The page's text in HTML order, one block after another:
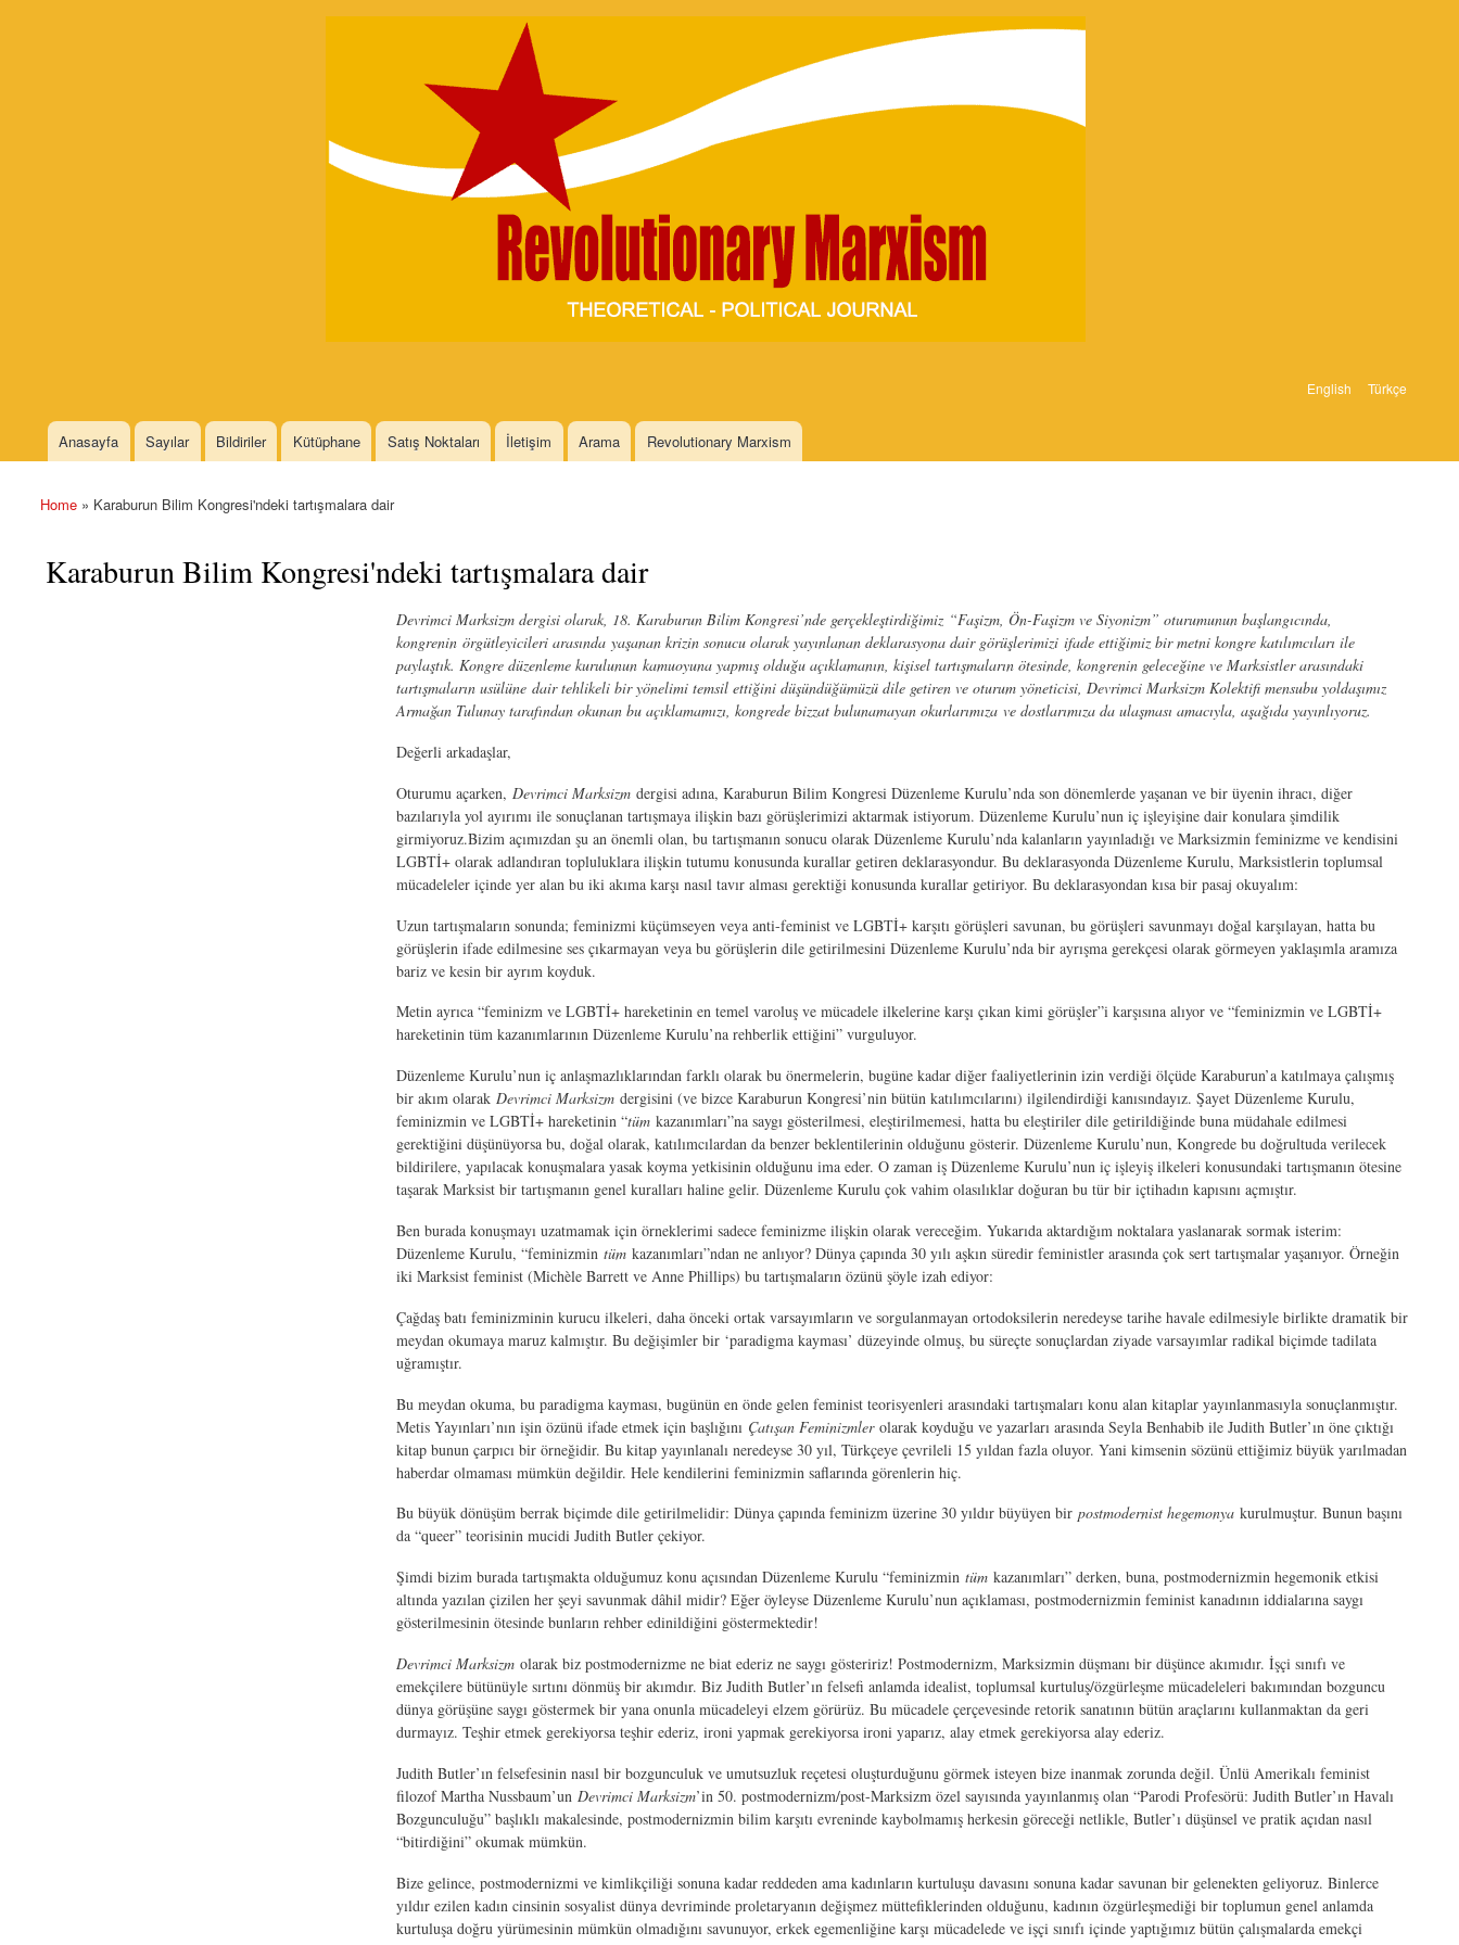
Skip to
English Türkçe
Main menu
Anasayfa Sayılar Bildiriler Kütüphane Satış Noktaları İletişim Arama Revolutionary Marxism
You are here
Home » Karaburun Bilim Kongresi'ndeki tartışmalara dair
Karaburun Bilim Kongresi'ndeki tartışmalara dair
Devrimci Marksizm dergisi olarak, 18. Karaburun Bilim Kongresi’nde gerçekleştirdiğimiz “Faşizm, Ön-Faşizm ve Siyonizm” oturumunun başlangıcında,
kongrenin örgütleyicileri arasında yaşanan krizin sonucu olarak yayınlanan deklarasyona dair görüşlerimiziifade ettiğimiz bir metni kongre katılımcıları ile
paylaştık. Kongre düzenleme kurulunun kamuoyuna yapmış olduğu açıklamanın, kişisel tartışmaların ötesinde, kongrenin geleceğine ve Marksistler arasındaki
tartışmaların usülüne dair tehlikeli bir yönelimi temsil ettiğini düşündüğümüzü dile getiren ve oturum yöneticisi, Devrimci Marksizm Kolektifi mensubu yoldaşımız
Armağan Tulunay tarafından okunan bu açıklamamızı, kongrede bizzat bulunamayan okurlarımıza ve dostlarımıza da ulaşması amacıyla, aşağıda yayınlıyoruz.
Değerli arkadaşlar,
Oturumu açarken, Devrimci Marksizmdergisi adına, Karaburun Bilim Kongresi Düzenleme Kurulu’nda son dönemlerde yaşanan ve bir üyenin ihracı, diğer
bazılarıyla yol ayırımı ile sonuçlanan tartışmaya ilişkin bazı görüşlerimizi aktarmak istiyorum. Düzenleme Kurulu’nun iç işleyişine dair konulara şimdilik
girmiyoruz.Bizim açımızdan şu an önemli olan, bu tartışmanın sonucu olarak Düzenleme Kurulu’nda kalanların yayınladığı ve Marksizmin feminizme ve kendisini
LGBTİ+ olarak adlandıran topluluklara ilişkin tutumu konusunda kurallar getiren deklarasyondur. Bu deklarasyonda Düzenleme Kurulu, Marksistlerin toplumsal
mücadeleler içinde yer alan bu iki akıma karşı nasıl tavır alması gerektiği konusunda kurallar getiriyor. Bu deklarasyondan kısa bir pasaj okuyalım:
Uzun tartışmaların sonunda; feminizmi küçümseyen veya anti-feminist ve LGBTİ+ karşıtı görüşleri savunan, bu görüşleri savunmayı doğal karşılayan, hatta bu
görüşlerin ifade edilmesine ses çıkarmayan veya bu görüşlerin dile getirilmesini Düzenleme Kurulu’nda bir ayrışma gerekçesi olarak görmeyen yaklaşımla aramıza
bariz ve kesin bir ayrım koyduk.
Metin ayrıca “feminizm ve LGBTİ+ hareketinin en temel varoluş ve mücadele ilkelerine karşı çıkan kimi görüşler”i karşısına alıyor ve “feminizmin ve LGBTİ+
hareketinin tüm kazanımlarının Düzenleme Kurulu’na rehberlik ettiğini” vurguluyor.
Düzenleme Kurulu’nun iç anlaşmazlıklarından farklı olarak bu önermelerin, bugüne kadar diğer faaliyetlerinin izin verdiği ölçüde Karaburun’a katılmaya çalışmış
bir akım olarak Devrimci Marksizmdergisini (ve bizce Karaburun Kongresi’nin bütün katılımcılarını) ilgilendirdiği kanısındayız. Şayet Düzenleme Kurulu,
feminizmin ve LGBTİ+ hareketinin “tümkazanımları”na saygı gösterilmesi, eleştirilmemesi, hatta bu eleştiriler dile getirildiğinde buna müdahale edilmesi
gerektiğini düşünüyorsa bu, doğal olarak, katılımcılardan da benzer beklentilerinin olduğunu gösterir. Düzenleme Kurulu’nun, Kongrede bu doğrultuda verilecek
bildirilere, yapılacak konuşmalara yasak koyma yetkisinin olduğunu ima eder. O zaman iş Düzenleme Kurulu’nun iç işleyiş ilkeleri konusundaki tartışmanın ötesine
taşarak Marksist bir tartışmanın genel kuralları haline gelir. Düzenleme Kurulu çok vahim olasılıklar doğuran bu tür bir içtihadın kapısını açmıştır.
Ben burada konuşmayı uzatmamak için örneklerimi sadece feminizme ilişkin olarak vereceğim. Yukarıda aktardığım noktalara yaslanarak sormak isterim:
Düzenleme Kurulu, “feminizmin tümkazanımları”ndan ne anlıyor? Dünya çapında 30 yılı aşkın süredir feministler arasında çok sert tartışmalar yaşanıyor. Örneğin
iki Marksist feminist (Michèle Barrett ve Anne Phillips) bu tartışmaların özünü şöyle izah ediyor:
Çağdaş batı feminizminin kurucu ilkeleri, daha önceki ortak varsayımların ve sorgulanmayan ortodoksilerin neredeyse tarihe havale edilmesiyle birlikte dramatik bir
meydan okumaya maruz kalmıştır. Bu değişimler bir ‘paradigma kayması’ düzeyinde olmuş, bu süreçte sonuçlardan ziyade varsayımlar radikal biçimde tadilata
uğramıştır.
Bu meydan okuma, bu paradigma kayması, bugünün en önde gelen feminist teorisyenleri arasındaki tartışmaları konu alan kitaplar yayınlanmasıyla sonuçlanmıştır.
Metis Yayınları’nın işin özünü ifade etmek için başlığını Çatışan Feminizmlerolarak koyduğu ve yazarları arasında Seyla Benhabib ile Judith Butler’ın öne çıktığı
kitap bunun çarpıcı bir örneğidir. Bu kitap yayınlanalı neredeyse 30 yıl, Türkçeye çevrileli 15 yıldan fazla oluyor. Yani kimsenin sözünü ettiğimiz büyük yarılmadan
haberdar olmaması mümkün değildir. Hele kendilerini feminizmin saflarında görenlerin hiç.
Bu büyük dönüşüm berrak biçimde dile getirilmelidir: Dünya çapında feminizm üzerine 30 yıldır büyüyen bir postmodernist hegemonyakurulmuştur. Bunun başını
da “queer” teorisinin mucidi Judith Butler çekiyor.
Şimdi bizim burada tartışmakta olduğumuz konu açısından Düzenleme Kurulu “feminizmin tümkazanımları” derken, buna, postmodernizmin hegemonik etkisi
altında yazılan çizilen her şeyi savunmak dâhil midir? Eğer öyleyse Düzenleme Kurulu’nun açıklaması, postmodernizmin feminist kanadının iddialarına saygı
gösterilmesinin ötesinde bunların rehber edinildiğini göstermektedir!
Devrimci Marksizmolarak biz postmodernizme ne biat ederiz ne saygı gösteririz! Postmodernizm, Marksizmin düşmanı bir düşünce akımıdır. İşçi sınıfı ve
emekçilere bütünüyle sırtını dönmüş bir akımdır. Biz Judith Butler’ın felsefi anlamda idealist, toplumsal kurtuluş/özgürleşme mücadeleleri bakımından bozguncu
dünya görüşüne saygı göstermek bir yana onunla mücadeleyi elzem görürüz. Bu mücadele çerçevesinde retorik sanatının bütün araçlarını kullanmaktan da geri
durmayız. Teşhir etmek gerekiyorsa teşhir ederiz, ironi yapmak gerekiyorsa ironi yaparız, alay etmek gerekiyorsa alay ederiz.
Judith Butler’ın felsefesinin nasıl bir bozgunculuk ve umutsuzluk reçetesi oluşturduğunu görmek isteyen bize inanmak zorunda değil. Ünlü Amerikalı feminist
filozof Martha Nussbaum’un Devrimci Marksizm’in 50. postmodernizm/post-Marksizm özel sayısında yayınlanmış olan “Parodi Profesörü: Judith Butler’ın Havalı
Bozgunculuğu” başlıklı makalesinde, postmodernizmin bilim karşıtı evreninde kaybolmamış herkesin göreceği netlikle, Butler’ı düşünsel ve pratik açıdan nasıl
“bitirdiğini” okumak mümkün.
Bize gelince, postmodernizmi ve kimlikçiliği sonuna kadar reddeden ama kadınların kurtuluşu davasını sonuna kadar savunan bir gelenekten geliyoruz. Binlerce
yıldır ezilen kadın cinsinin sosyalist dünya devriminde proletaryanın değişmez müttefiklerinden olduğunu, kadının özgürleşmediği bir toplumun genel anlamda
kurtuluşa doğru yürümesinin mümkün olmadığını savunuyor, erkek egemenliğine karşı mücadelede ve işçi sınıfı içinde yaptığımız bütün çalışmalarda emekçi